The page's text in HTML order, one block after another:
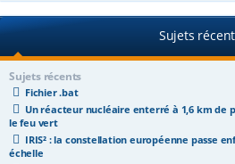
Sujets
Sujets récents
Fichier .bat
Un réacteur nucléaire enterré à 1,6 km de
le feu vert
IRIS² : la constellation européenne passe
échelle